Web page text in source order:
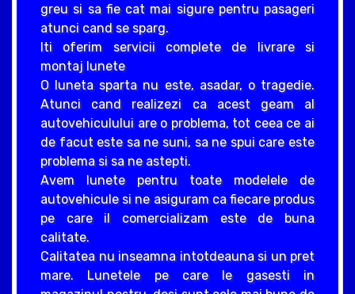
greu si sa fie cat mai sigure pentru pasageri
atunci cand se sparg.
Iti oferim servicii complete de livrare si
montaj lunete
O luneta sparta nu este, asadar, o tragedie.
Atunci cand realizezi ca acest geam al
autovehiculului are o problema, tot ceea ce ai
de facut este sa ne suni, sa ne spui care este
problema si sa ne astepti.
Avem lunete pentru toate modelele de
autovehicule si ne asiguram ca fiecare produs
pe care il comercializam este de buna
calitate.
Calitatea nu inseamna intotdeauna si un pret
mare. Lunetele pe care le gasesti in